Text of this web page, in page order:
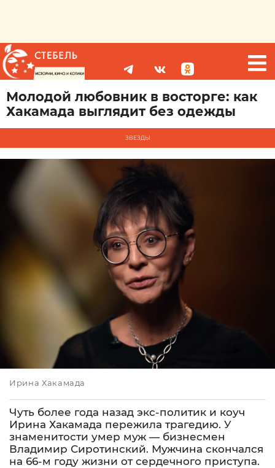
Молодой любовник в восторге: как
Хакамада выглядит без одежды
ЗВЕЗДЫ
Ирина Хакамада
Чуть более года назад экс-политик и коуч
Ирина Хакамада пережила трагедию. У
знаменитости умер муж — бизнесмен
Владимир Сиротинский. Мужчина скончался
на 66-м году жизни от сердечного приступа.